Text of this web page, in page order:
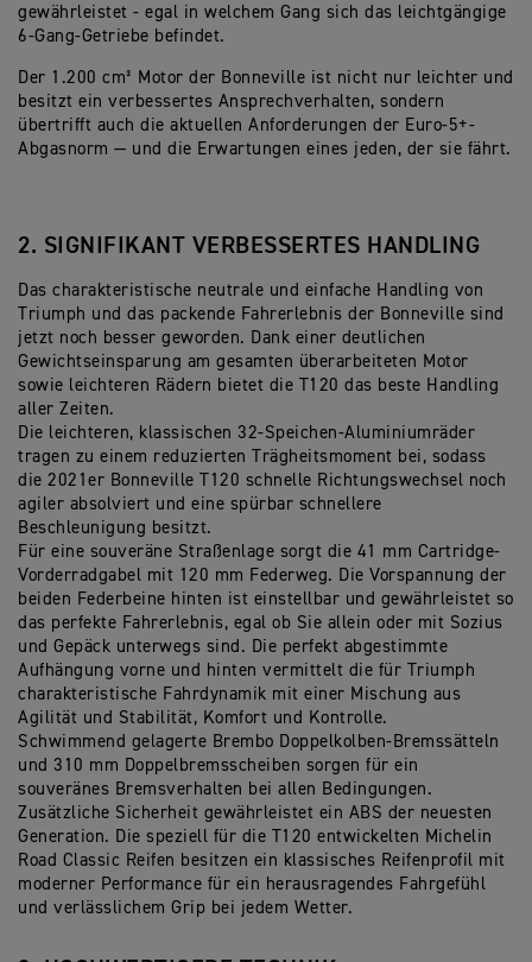
gewährleistet - egal in welchem Gang sich das leichtgängige
6-Gang-Getriebe befindet.
Der 1.200 cm³ Motor der Bonneville ist nicht nur leichter und
besitzt ein verbessertes Ansprechverhalten, sondern
übertrifft auch die aktuellen Anforderungen der Euro-5+-
Abgasnorm — und die Erwartungen eines jeden, der sie fährt.
2. SIGNIFIKANT VERBESSERTES HANDLING
Das charakteristische neutrale und einfache Handling von
Triumph und das packende Fahrerlebnis der Bonneville sind
jetzt noch besser geworden. Dank einer deutlichen
Gewichtseinsparung am gesamten überarbeiteten Motor
sowie leichteren Rädern bietet die T120 das beste Handling
aller Zeiten.
Die leichteren, klassischen 32-Speichen-Aluminiumräder
tragen zu einem reduzierten Trägheitsmoment bei, sodass
die 2021er Bonneville T120 schnelle Richtungswechsel noch
agiler absolviert und eine spürbar schnellere
Beschleunigung besitzt.
Für eine souveräne Straßenlage sorgt die 41 mm Cartridge-
Vorderradgabel mit 120 mm Federweg. Die Vorspannung der
beiden Federbeine hinten ist einstellbar und gewährleistet so
das perfekte Fahrerlebnis, egal ob Sie allein oder mit Sozius
und Gepäck unterwegs sind. Die perfekt abgestimmte
Aufhängung vorne und hinten vermittelt die für Triumph
charakteristische Fahrdynamik mit einer Mischung aus
Agilität und Stabilität, Komfort und Kontrolle.
Schwimmend gelagerte Brembo Doppelkolben-Bremssätteln
und 310 mm Doppelbremsscheiben sorgen für ein
souveränes Bremsverhalten bei allen Bedingungen.
Zusätzliche Sicherheit gewährleistet ein ABS der neuesten
Generation. Die speziell für die T120 entwickelten Michelin
Road Classic Reifen besitzen ein klassisches Reifenprofil mit
moderner Performance für ein herausragendes Fahrgefühl
und verlässlichem Grip bei jedem Wetter.